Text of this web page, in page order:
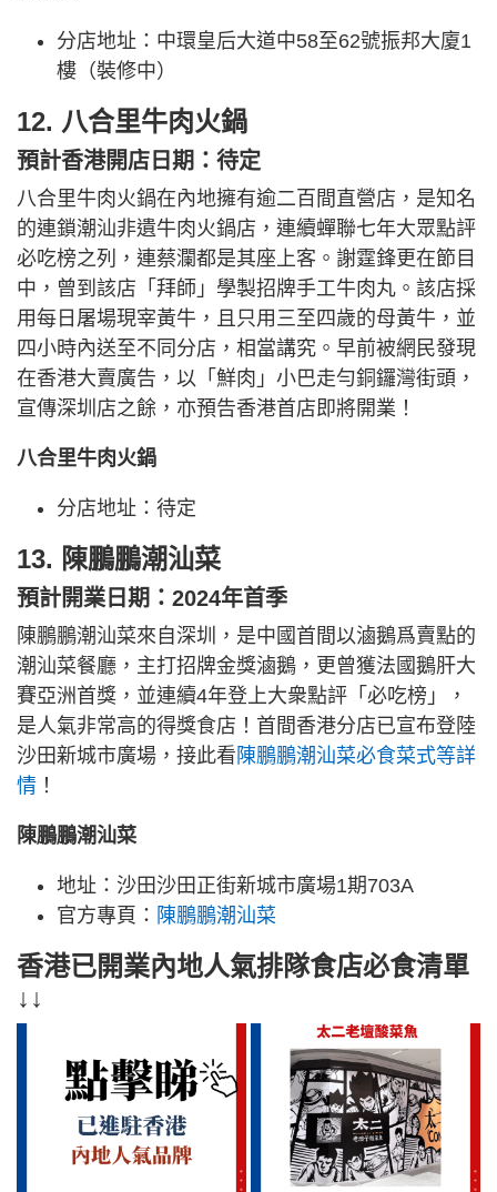
分店地址：中環皇后大道中58至62號振邦大廈1
樓（裝修中）
12. 八合里牛肉火鍋
預計香港開店日期：待定
八合里牛肉火鍋在內地擁有逾二百間直營店，是知名
的連鎖潮汕非遺牛肉火鍋店，連續蟬聯七年大眾點評
必吃榜之列，連蔡瀾都是其座上客。謝霆鋒更在節目
中，曾到該店「拜師」學製招牌手工牛肉丸。該店採
用每日屠場現宰黃牛，且只用三至四歲的母黃牛，並
四小時內送至不同分店，相當講究。早前被網民發現
在香港大賣廣告，以「鮮肉」小巴走勻銅鑼灣街頭，
宣傳深圳店之餘，亦預告香港首店即將開業！
八合里牛肉火鍋
分店地址：待定
13. 陳鵬鵬潮汕菜
預計開業日期：2024年首季
陳鵬鵬潮汕菜來自深圳，是中國首間以滷鵝爲賣點的
潮汕菜餐廳，主打招牌金獎滷鵝，更曾獲法國鵝肝大
賽亞洲首獎，並連續4年登上大衆點評「必吃榜」，
是人氣非常高的得獎食店！首間香港分店已宣布登陸
沙田新城市廣場，接此看 陳鵬鵬潮汕菜必食菜式等詳
情 ！
陳鵬鵬潮汕菜
地址：沙田沙田正街新城市廣場1期703A
官方專頁： 陳鵬鵬潮汕菜
香港已開業內地人氣排隊食店必食清單
↓↓